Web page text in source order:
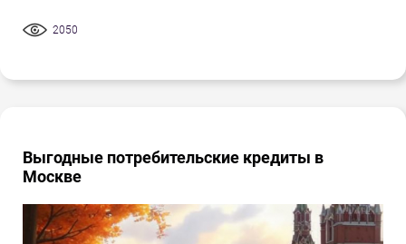
2050
Выгодные потребительские кредиты в
Москве